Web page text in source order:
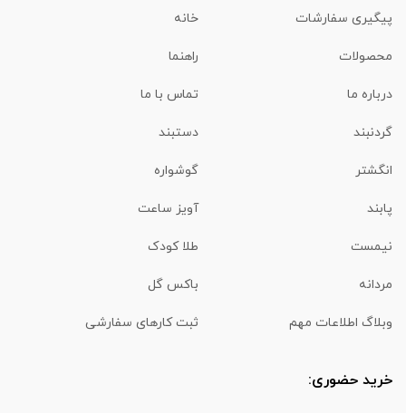
پیگیری سفارشات خانه
محصولات راهنما
درباره ما تماس با ما
گردنبند دستبند
انگشتر گوشواره
پابند آویز ساعت
نیمست طلا کودک
مردانه باکس گل
وبلاگ اطلاعات مهم ثبت کارهای سفارشی
خرید حضوری: